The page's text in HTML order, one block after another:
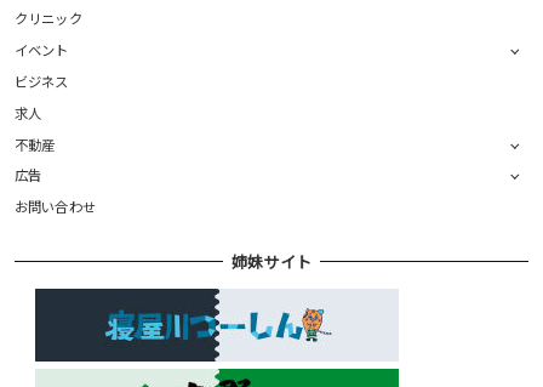
クリニック
イベント
ビジネス
求人
不動産
広告
お問い合わせ
姉妹サイト